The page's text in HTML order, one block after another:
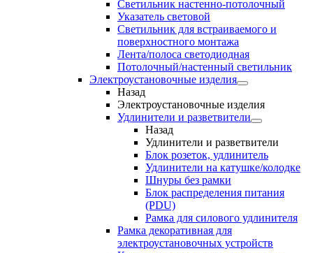
Светильник настенно-потолочный
Указатель световой
Светильник для встраиваемого и
поверхностного монтажа
Лента/полоса светодиодная
Потолочный/настенный светильник
Электроустановочные изделия
Назад
Электроустановочные изделия
Удлинители и разветвители
Назад
Удлинители и разветвители
Блок розеток, удлинитель
Удлинители на катушке/колодке
Шнуры без рамки
Блок распределения питания
(PDU)
Рамка для силового удлинителя
Рамка декоративная для
электроустановочных устройств